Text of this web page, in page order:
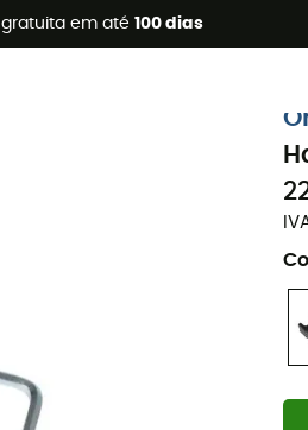
em até 100 dias
partir de 2 produtos* com o código